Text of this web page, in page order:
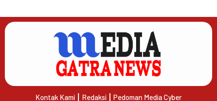
Kontak Kami Redaksi Pedoman Media Cyber